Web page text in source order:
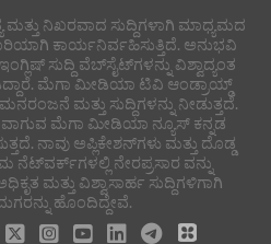
ನಿಖರವಾದ ಸುದ್ದಿಗಳಾಗಿ ಮಾಧ್ಯಮದ
ಕಾರ್ಯನಿರ್ವಹಿಸುತ್ತಿದೆ. ಅನುಭವಿ
ಸುದ್ದಿ ವೆಬ್‌ಸೈಟ್‌ಗಳನ್ನು ವಿಶ್ವಾದ್ಯಂತ
ಮೆಗಾ ಮೀಡಿಯಾ ಟಿವಿ ಆಂಡ್ರಾಯ್ಡ್
ಮತ್ತು ಸುದ್ದಿಗಳನ್ನು ನೀಡುತ್ತದೆ.
ಮೆಗಾ ಮೀಡಿಯಾ ನ್ಯೂಸ್ ಕನ್ನಡ
ನಾವು ಅಪ್ಲಿಕೇಶನ್‌ಗಳು ಮತ್ತು ದೊಡ್ಡ
ನೆಟ್‌ವರ್ಕ್‌ಗಳಲ್ಲಿ ನೇರಪ್ರಸಾರ ವನ್ನು
ಮತ್ತು ವಿಶ್ವಾಸಾರ್ಹ ಸುದ್ದಿಗಳಿಗಾಗಿ
ಹೊಂದಿದ್ದೇವೆ.